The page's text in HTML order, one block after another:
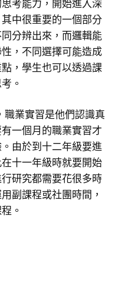
考能力，開始進入深
中很重要的一個部分
分辨出來，而邏輯能
，不同選擇可能造成
，學生也可以透過課
。
職業實習是他們認識真
一個月的職業實習才
由於到十二年級要進
十一年級時就要開始
研究都需要花很多時
副課程或社團時間，
。